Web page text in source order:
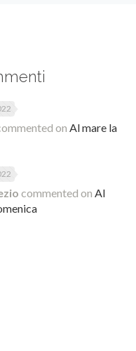
on Al mare la
commented on Al